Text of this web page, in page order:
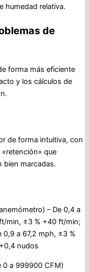
humedad relativa.
de
forma más eficiente
y los cálculos de
de forma intuitiva, con
que
bien marcadas.
– De 0,4 a
min, ±3 % +40 ft/min;
0,9 a 67,2 mph, ±3 %
nudos
0 a 999900 CFM)